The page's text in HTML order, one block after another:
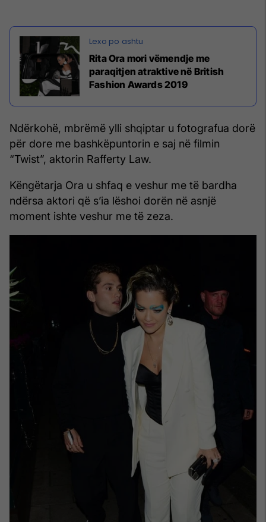
Rita Ora mori vëmendje me
paraqitjen atraktive në British
Fashion Awards 2019
Ndërkohë, mbrëmë ylli shqiptar u fotografua dorë
për dore me bashkëpuntorin e saj në filmin
“Twist”, aktorin Rafferty Law.
Këngëtarja Ora u shfaq e veshur me të bardha
ndërsa aktori që s’ia lëshoi dorën në asnjë
moment ishte veshur me të zeza.